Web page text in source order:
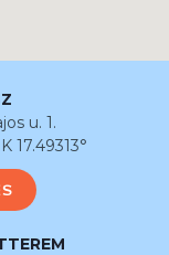
u. 1.
17.49313°